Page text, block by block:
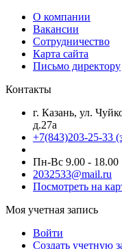
О компании
Вакансии
Сотрудничество
Карта сайта
Письмо директору
Контакты
г. Казань, ул.
д.27а
+7(843)203-25-33
Пн-Вс 9.00 - 18.00
2032533@mail.ru
Посмотреть на
Моя учетная запись
Войти
Создать учетную